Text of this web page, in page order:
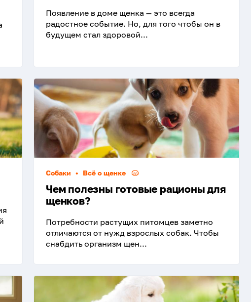
Появление в доме щенка — это всегда
радостное событие. Но, для того чтобы он в
будущем стал здоровой...
Собаки • Всё о щенке
Чем полезны готовые рационы для
щенков?
Потребности растущих питомцев заметно
отличаются от нужд взрослых собак. Чтобы
снабдить организм щен...